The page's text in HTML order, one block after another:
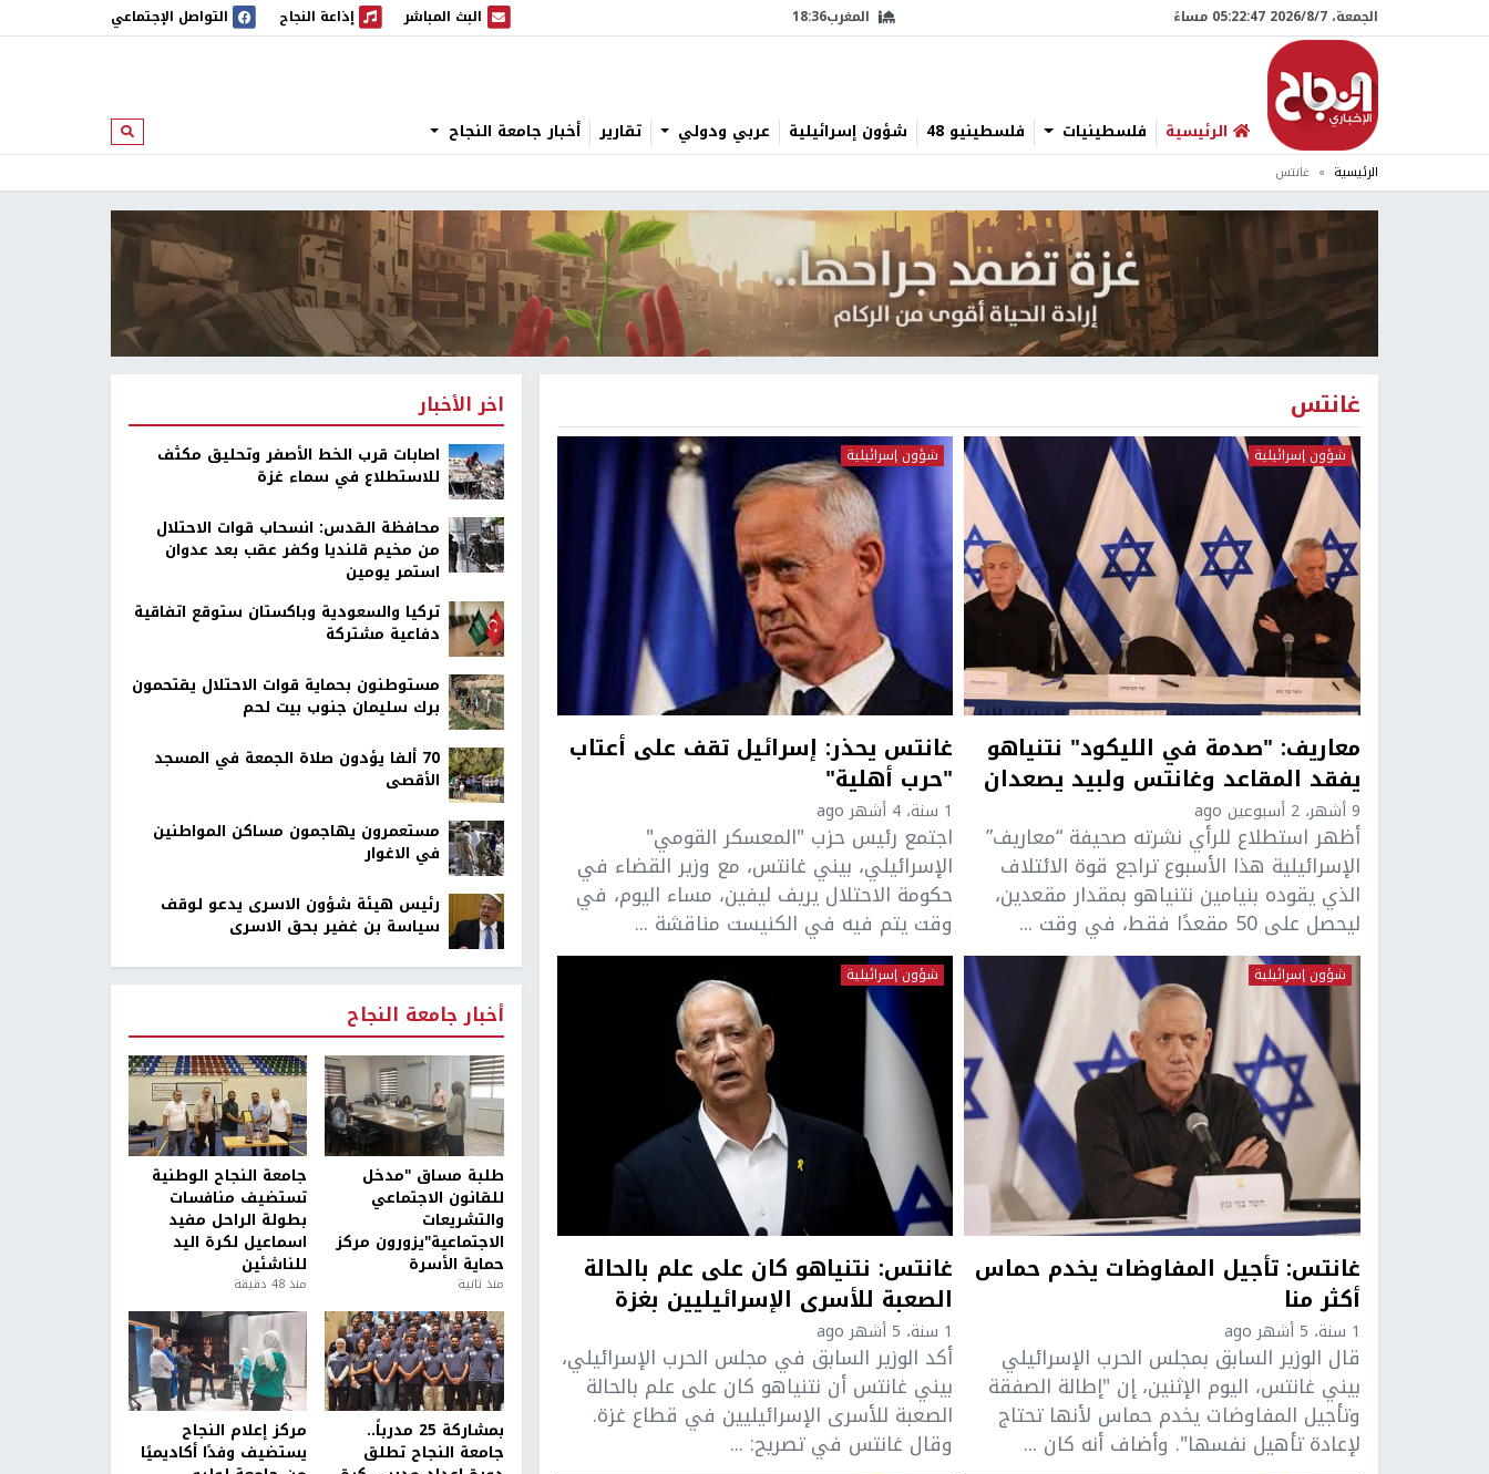
الجمعة، 7/‏8/‏2026 05:22:48 مساءً المغرب18:36 البث المباشر
البث المباشر إذاعة النجاح
إذاعة النجاح التواصل الإجتماعي
الرئيسية فلسطينيات فلسطينيو 48 شؤون إسرائيلية عربي ودولي تقارير أخبار جامعة النجاح ابحث
الرئيسية غانتس
غانتس
شؤون إسرائيلية
معاريف: "صدمة في الليكود" نتنياهو
يفقد المقاعد وغانتس ولبيد يصعدان
9 أشهر، 2 أسبوعين ago
أظهر استطلاع للرأي نشرته صحيفة “معاريف”
الإسرائيلية هذا الأسبوع تراجع قوة الائتلاف
الذي يقوده بنيامين نتنياهو بمقدار مقعدين،
ليحصل على 50 مقعدًا فقط، في وقت ...
شؤون إسرائيلية
غانتس يحذر: إسرائيل تقف على أعتاب
"حرب أهلية"
1 سنة، 4 أشهر ago
اجتمع رئيس حزب "المعسكر القومي"
الإسرائيلي، بيني غانتس، مع وزير القضاء في
حكومة الاحتلال يريف ليفين، مساء اليوم، في
وقت يتم فيه في الكنيست مناقشة ...
شؤون إسرائيلية
غانتس: تأجيل المفاوضات يخدم حماس
أكثر منا
1 سنة، 5 أشهر ago
قال الوزير السابق بمجلس الحرب الإسرائيلي
بيني غانتس، اليوم الإثنين، إن "إطالة الصفقة
وتأجيل المفاوضات يخدم حماس لأنها تحتاج
لإعادة تأهيل نفسها". وأضاف أنه كان ...
شؤون إسرائيلية
غانتس: نتنياهو كان على علم بالحالة
الصعبة للأسرى الإسرائيليين بغزة
1 سنة، 5 أشهر ago
أكد الوزير السابق في مجلس الحرب الإسرائيلي،
بيني غانتس أن نتنياهو كان على علم بالحالة
الصعبة للأسرى الإسرائيليين في قطاع غزة.
وقال غانتس في تصريح: ...
اخر الأخبار
اصابات قرب الخط الأصفر وتحليق مكثف
للاستطلاع في سماء غزة
محافظة القدس: انسحاب قوات الاحتلال
من مخيم قلنديا وكفر عقب بعد عدوان
استمر يومين
تركيا والسعودية وباكستان ستوقع اتفاقية
دفاعية مشتركة
مستوطنون بحماية قوات الاحتلال يقتحمون
برك سليمان جنوب بيت لحم
70 ألفا يؤدون صلاة الجمعة في المسجد
الأقصى
مستعمرون يهاجمون مساكن المواطنين
في الاغوار
رئيس هيئة شؤون الاسرى يدعو لوقف
سياسة بن غفير بحق الاسرى
أخبار جامعة النجاح
طلبة مساق "مدخل
للقانون الاجتماعي
والتشريعات
الاجتماعية"يزورون مركز
حماية الأسرة
منذ ثانية
جامعة النجاح الوطنية
تستضيف منافسات
بطولة الراحل مفيد
اسماعيل لكرة اليد
للناشئين
منذ 48 دقيقة
بمشاركة 25 مدرباً..
جامعة النجاح تطلق
مركز إعلام النجاح
يستضيف وفدًا أكاديميًا